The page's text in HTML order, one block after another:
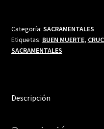
cantidad
Categoría: SACRAMENTALES
Etiquetas: BUEN MUERTE,
SACRAMENTALES
Descripción